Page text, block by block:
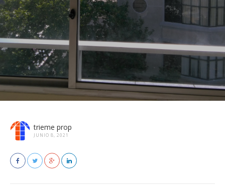
trieme prop
JUNIO 8, 2021